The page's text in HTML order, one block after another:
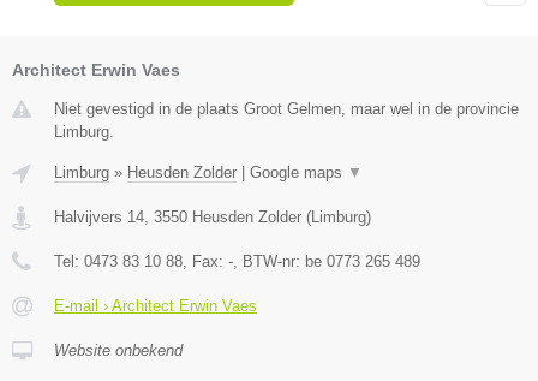
Architect Erwin Vaes
Niet gevestigd in de plaats Groot Gelmen, maar wel in de provincie
Limburg.
Limburg » Heusden Zolder Google maps ▼
Halvijvers 14 3550 Heusden Zolder ( Limburg)
Tel: 0473 83 10 88 , Fax: - , BTW-nr: be 0773 265 489
E-mail › Architect Erwin Vaes
Website onbekend